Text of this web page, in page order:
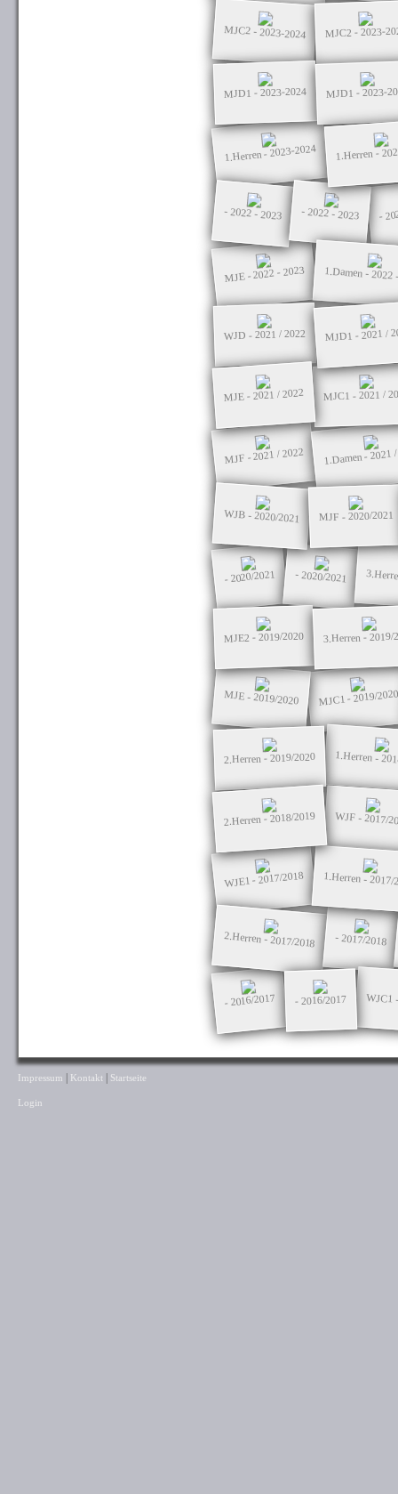
MJC2 - 2023-2024 MJC2 - 2023-
MJD1 - 2023-2024 MJD1 - 2023-
1.Herren - 2023-2024 1.Herren -
- 2022 - 2023 - 2022 - 2023 -
MJE - 2022 - 2023 1.Damen - 2022
WJD - 2021 / 2022 MJD1 - 2021 /
MJE - 2021 / 2022 MJC1 - 2021 /
MJF - 2021 / 2022 1.Damen - 2021
WJB - 2020/2021 MJF - 2020/2021
- 2020/2021 - 2020/2021
MJE2 - 2019/2020 3.Herren - 2019/
MJE - 2019/2020 MJC1 - 2019/
2.Herren - 2019/2020 1.Herren -
2.Herren - 2018/2019 WJF - 2017/
WJE1 - 2017/2018 1.Herren - 2017/
2.Herren - 2017/2018 - 2017/2018
- 2016/2017 - 2016/2017 WJC1
Impressum | Kontakt | Startseite
Login